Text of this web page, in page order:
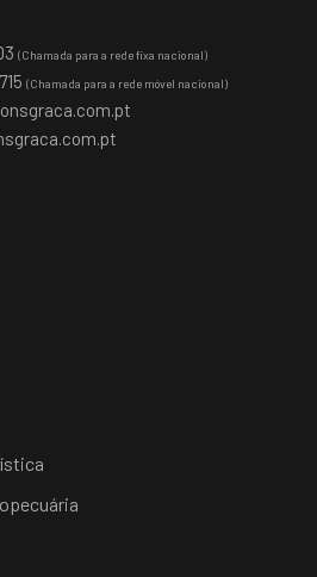
(Chamada para a rede fixa nacional)
(Chamada para a rede móvel nacional)